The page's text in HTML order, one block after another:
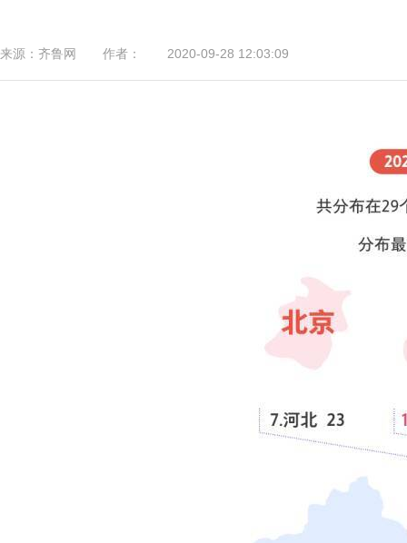
来源： 齐鲁网 作者： 2020-09-28 12:03:09